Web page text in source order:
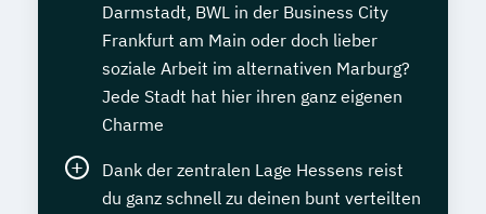
Darmstadt, BWL in der Business City
Frankfurt am Main oder doch lieber
soziale Arbeit im alternativen Marburg?
Jede Stadt hat hier ihren ganz eigenen
Charme
Dank der zentralen Lage Hessens reist
du ganz schnell zu deinen bunt verteilten